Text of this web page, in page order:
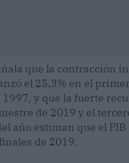
que la contracción
el 25,3% en el
y que la fuerte
de 2019 y el
año estiman que el
de 2019.